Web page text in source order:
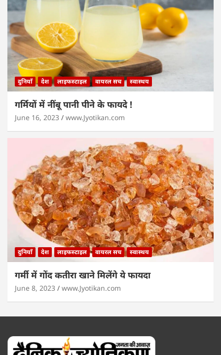
दुनियाँ देश लाइफस्टाइल वायरल सच स्वास्थय
गर्मियों में नींबू पानी पीने के फायदे !
June 16, 2023 www.Jyotikan.com
दुनियाँ देश लाइफस्टाइल वायरल सच स्वास्थय
गर्मी में गोंद कतीरा खाने मिलेंगे ये फायदा
June 8, 2023 www.Jyotikan.com